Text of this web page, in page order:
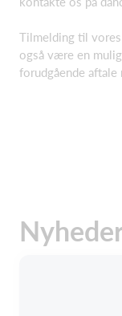
Tilmelding til
også være en
forudgående